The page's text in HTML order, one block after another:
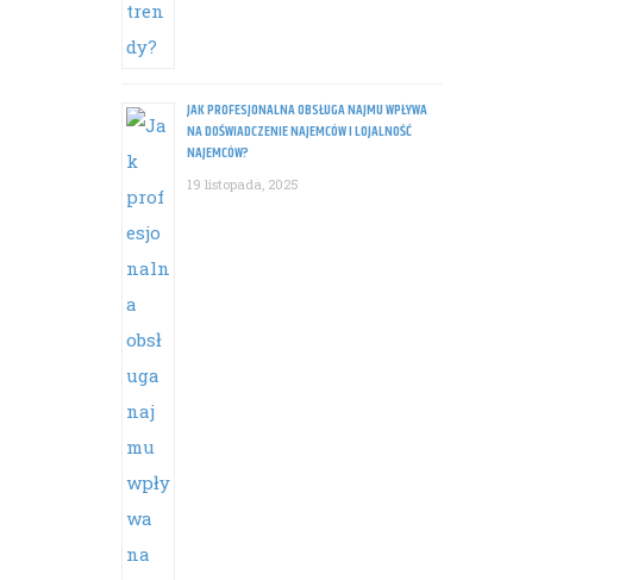
JAK PROFESJONALNA OBSŁUGA NAJMU WPŁYWA
NA DOŚWIADCZENIE NAJEMCÓW I LOJALNOŚĆ
NAJEMCÓW?
19 listopada, 2025